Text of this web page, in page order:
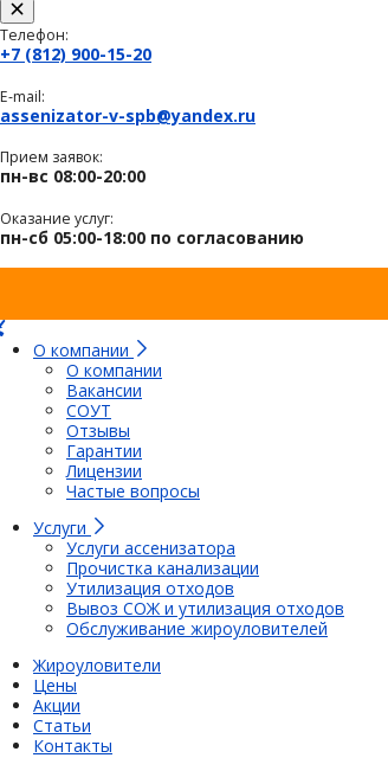
Телефон:
+7 (812) 900-15-20
E-mail:
assenizator-v-spb@yandex.ru
Прием заявок:
пн-вс 08:00-20:00
Оказание услуг:
пн-сб 05:00-18:00 по согласованию
О компании
О компании
Вакансии
СОУТ
Отзывы
Гарантии
Лицензии
Частые вопросы
Услуги
Услуги ассенизатора
Прочистка канализации
Утилизация отходов
Вывоз СОЖ и утилизация отходов
Обслуживание жироуловителей
Жироуловители
Цены
Акции
Статьи
Контакты